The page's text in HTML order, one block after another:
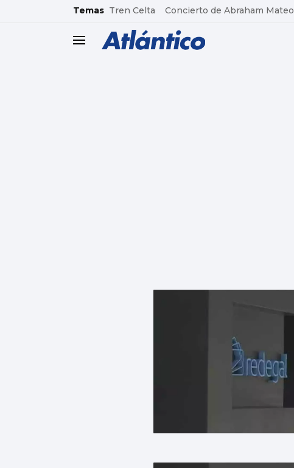
common.go-to-content
Temas Tren Celta Concierto de Abraham Mateo
header.menu.open